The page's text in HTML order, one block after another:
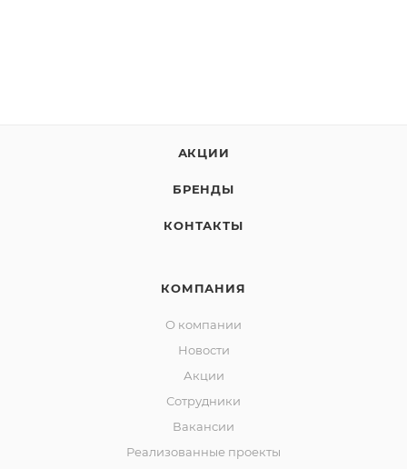
АКЦИИ
БРЕНДЫ
КОНТАКТЫ
КОМПАНИЯ
О компании
Новости
Акции
Сотрудники
Вакансии
Реализованные проекты